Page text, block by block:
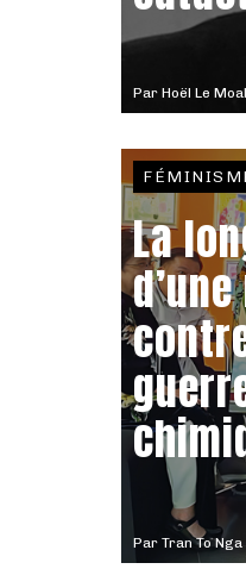
Par Hoël Le Moal
Par Tran To Nga
La